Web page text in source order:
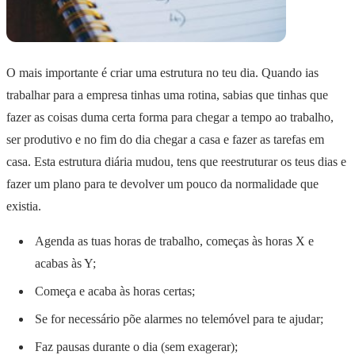
O mais importante é criar uma estrutura no teu dia. Quando ias
trabalhar para a empresa tinhas uma rotina, sabias que tinhas que
fazer as coisas duma certa forma para chegar a tempo ao trabalho,
ser produtivo e no fim do dia chegar a casa e fazer as tarefas em
casa. Esta estrutura diária mudou, tens que reestruturar os teus dias e
fazer um plano para te devolver um pouco da normalidade que
existia.
Agenda as tuas horas de trabalho, começas às horas X e
acabas às Y;
Começa e acaba às horas certas;
Se for necessário põe alarmes no telemóvel para te ajudar;
Faz pausas durante o dia (sem exagerar);